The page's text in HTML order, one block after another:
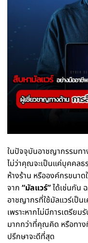
ในปัจจุบันอาชญากรรมท
ไม่ว่าคุณจะเป็นแค่บุคคล
ห้างร้าน หรือองค์กรขนา
จาก “มัลแวร์”ได้เช่นกัน
อาชญากรที่ใช้มัลแวร์เป็น
เพราะหากไม่มีการเตรีย
มากกว่าที่คุณคิด หรือทาง
ปรึกษาจะดีที่สุด